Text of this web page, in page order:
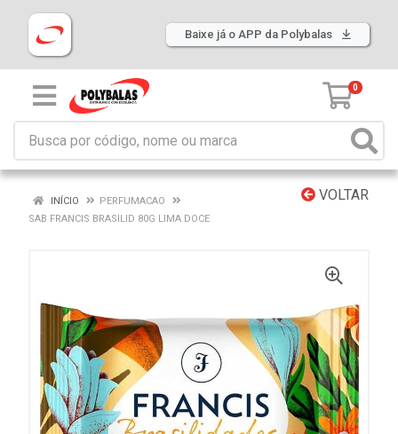
Baixe já o APP da Polybalas
0
VOLTAR
INÍCIO
PERFUMACAO
SAB FRANCIS BRASILID 80G LIMA DOCE